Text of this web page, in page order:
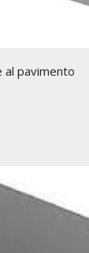
al pavimento